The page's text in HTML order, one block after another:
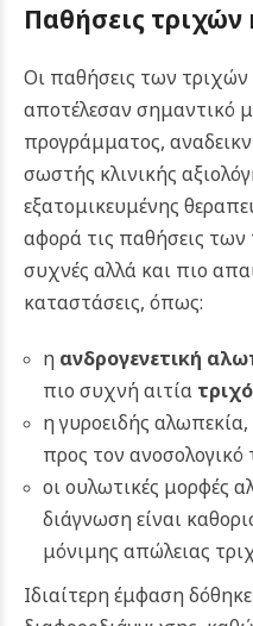
Παθήσεις τριχών
Οι παθήσεις των
αποτέλεσαν σημαντικό
προγράμματος,
σωστής κλινικής
εξατομικευμένης
αφορά τις παθήσεις
συχνές αλλά και πιο
καταστάσεις, όπως:
η ανδρογενετική
πιο συχνή αιτία
η γυροειδής αλωπεκία,
προς τον
οι ουλωτικές μορφές
διάγνωση είναι
μόνιμης απώλειας
Ιδιαίτερη έμφαση